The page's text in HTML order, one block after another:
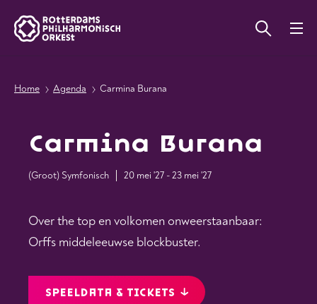
Home Agenda Carmina Burana
Carmina Burana
(Groot) Symfonisch 20 mei '27 - 23 mei '27
Over the top en volkomen onweerstaanbaar:
Orffs middeleeuwse blockbuster.
SPEELDATA & TICKETS